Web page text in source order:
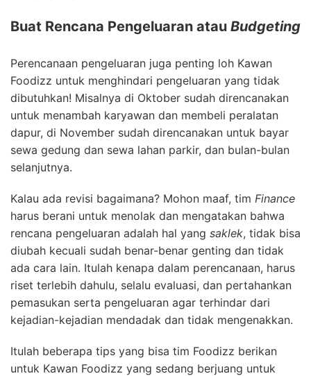
Buat Rencana Pengeluaran atau Budgeting
Perencanaan pengeluaran juga penting loh Kawan
Foodizz untuk menghindari pengeluaran yang tidak
dibutuhkan! Misalnya di Oktober sudah direncanakan
untuk menambah karyawan dan membeli peralatan
dapur, di November sudah direncanakan untuk bayar
sewa gedung dan sewa lahan parkir, dan bulan-bulan
selanjutnya.
Kalau ada revisi bagaimana? Mohon maaf, tim Finance
harus berani untuk menolak dan mengatakan bahwa
rencana pengeluaran adalah hal yang saklek, tidak bisa
diubah kecuali sudah benar-benar genting dan tidak
ada cara lain. Itulah kenapa dalam perencanaan, harus
riset terlebih dahulu, selalu evaluasi, dan pertahankan
pemasukan serta pengeluaran agar terhindar dari
kejadian-kejadian mendadak dan tidak mengenakkan.
Itulah beberapa tips yang bisa tim Foodizz berikan
untuk Kawan Foodizz yang sedang berjuang untuk